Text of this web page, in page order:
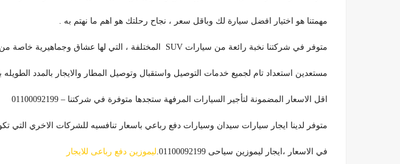
مهمتنا هو اختيار افضل سيارة لك وباقل سعر ، نجاح رحلتك هو اهم ما نهتم به .
متوفر في شركتنا نخبة رائعة من سيارات SUV المختلفة ، التي لها عشاق وجماهيرية خاصة من بين الجمهور .
مستعدين استعداد تام لجميع خدمات التوصيل واستقبال وتوصيل المطار والايجار بالمدد الطويله
اقل الاسعار المضمونة لتأجير السيارات المرفهة ستجدها متوفرة في شركتنا – 01100092199
متوفر لدينا ايجار سيارات سيدان وسيارات دفع رباعي باسعار تنافسيه للشركات الاخري التي
في الاسعار ،ايجار ليموزين سياحى 01100092199. ليموزين دفع رباعى للايجار